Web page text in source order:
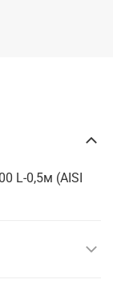
L-0,5м (AISI